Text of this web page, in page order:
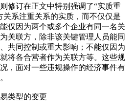
订在正文中特别强调了“实质重
关系注重关系的实质，而不仅仅是
仅因为两个或多个企业有同一名关
关联方，除非该关键管理人员能同
共同控制或重大影响；不能仅因为
将各合营者作为关联方等。这些规
，面对一些违规操作的经济事件有
类型的变更